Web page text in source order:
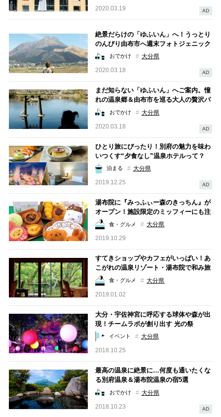
AD
2020.03.19
絶景だらけの「ゆふいん」へ！うっとり
のんびり由布市へ週末フォトジェニック
旅
AD
おでかけ
大分県
2020.03.18
まだ知らない「ゆふいん」へご案内。憧
れの温泉郷＆由布市を巡る大人の贅沢パ
ワーチャージ
AD
おでかけ
大分県
2020.03.18
ひとり旅にぴったり！別府の魅力を味わ
いつくす“夕食なし”温泉ホテルって？
AD
泊まる
大分県
2019.12.25
湯布院に『みっふぃー森のきっちん』が
オープン！施設限定のミッフィーにも注
目
食・グルメ
大分県
2019.10.29
すてきショップやカフェがいっぱい！あ
こがれの温泉リゾート・湯布院で和み旅
食・グルメ
大分県
2019.01.02
大分・宇佐神宮に呼応する球体や森が出
現！チームラボが創り出す 光の祭
イベント
大分県
2018.10.25
最高の温泉に絶景に…何度も通いたくな
る別府温泉＆湯布院温泉の宿5選
AD
おでかけ
大分県
2018.10.23